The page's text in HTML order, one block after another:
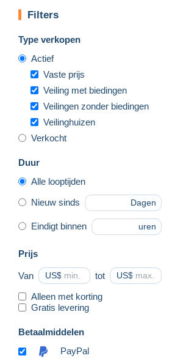
Filters
Type verkopen
Actief
Vaste prijs
Veiling met biedingen
Veilingen zonder biedingen
Veilinghuizen
Verkocht
Duur
Alle looptijden
Nieuw sinds Dagen
Eindigt binnen uren
Prijs
Van US$ tot US$
Alleen met korting
Gratis levering
Betaalmiddelen
PayPal